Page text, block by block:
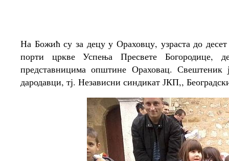
На Божић су за децу у Ораховцу, узраста до
порти цркве Успења Пресвете Богородице,
представницима општине Ораховац.
дародавци, тј. Независни синдикат ЈКП,,